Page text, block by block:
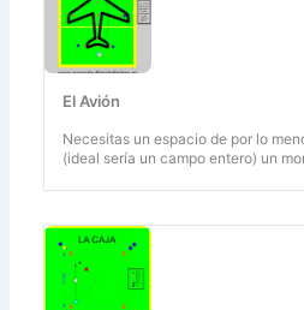
El Avión
Necesitas un espacio de por lo
(ideal sería un campo entero) un